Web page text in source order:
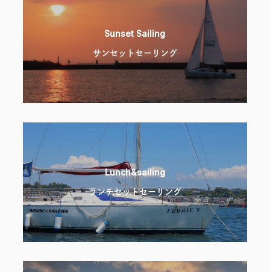
Sunset Sailing
サンセットセーリング
Lunch&sailing
ランチセットセーリング